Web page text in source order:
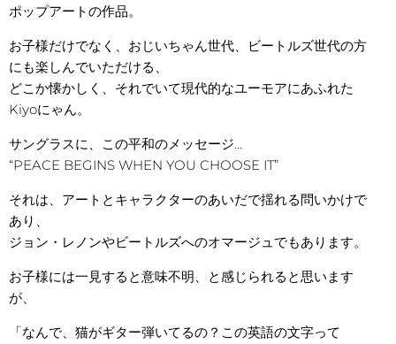
ポップアートの作品。
お子様だけでなく、おじいちゃん世代、ビートルズ世代の方
にも楽しんでいただける、
どこか懐かしく、それでいて現代的なユーモアにあふれた
Kiyoにゃん。
サングラスに、この平和のメッセージ…
“PEACE BEGINS WHEN YOU CHOOSE IT”
それは、アートとキャラクターのあいだで揺れる問いかけで
あり、
ジョン・レノンやビートルズへのオマージュでもあります。
お子様には一見すると意味不明、と感じられると思います
が、
「なんで、猫がギター弾いてるの？この英語の文字って